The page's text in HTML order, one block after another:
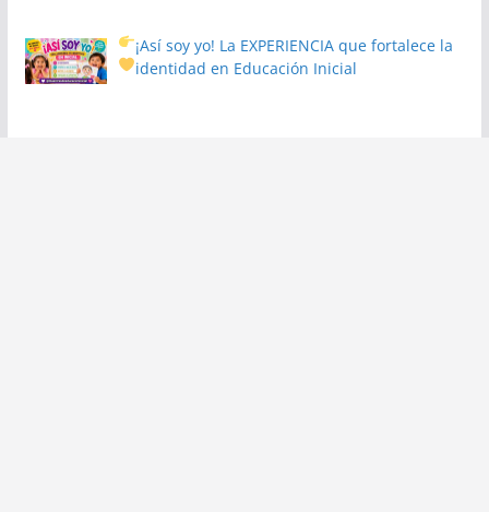
¡Así soy yo! La EXPERIENCIA que fortalece la
identidad en Educación Inicial